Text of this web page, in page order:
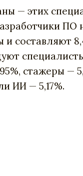
— этих
ПО
и составляют
стажеры —
ИИ — 5,17%.